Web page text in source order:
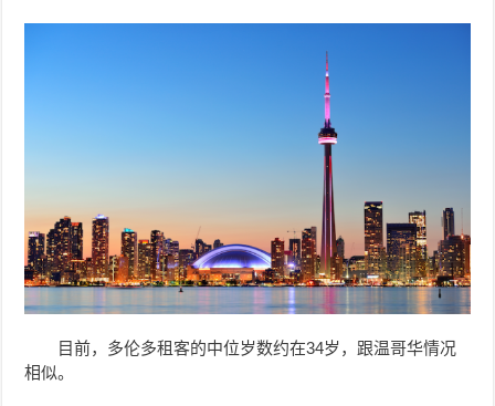
目前，多伦多租客的中位岁数约在34岁，跟温哥华情况
相似。